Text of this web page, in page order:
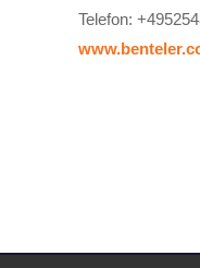
Telefon: